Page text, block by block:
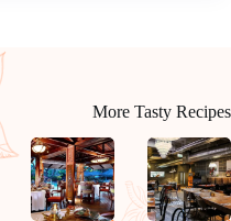
More Tasty Recipes